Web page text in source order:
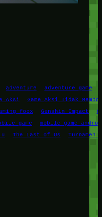
adventure adventure game
Aksi
Game Aksi Tidak
foox Genshin Impact
game
mobile game
The Last of Us Turnamen